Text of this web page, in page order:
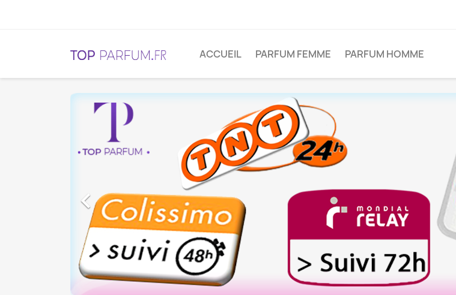
ACCUEIL PARFUM FEMME PARFUM HOMME
